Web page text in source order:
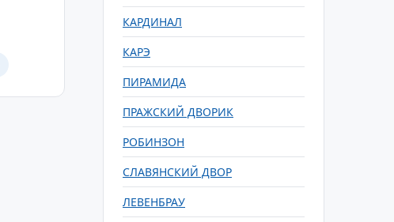
КАРДИНАЛ
КАРЭ
ПИРАМИДА
ПРАЖСКИЙ ДВОРИК
РОБИНЗОН
СЛАВЯНСКИЙ ДВОР
ЛЕВЕНБРАУ